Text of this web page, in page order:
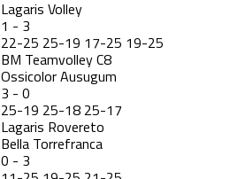
Lagaris Volley
1 - 3
22-25 25-19 17-25 19-25
BM Teamvolley C8
Ossicolor Ausugum
3 - 0
25-19 25-18 25-17
Lagaris Rovereto
Bella Torrefranca
0 - 3